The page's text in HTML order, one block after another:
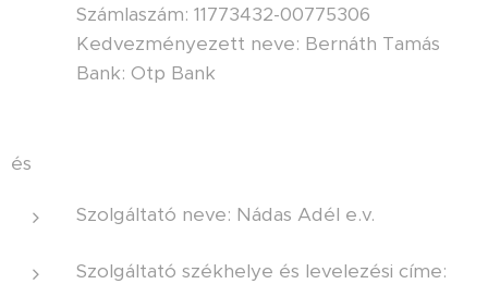
Számlaszám: 11773432-00775306
Kedvezményezett neve: Bernáth Tamás
Bank: Otp Bank
és
Szolgáltató neve: Nádas Adél e.v.
Szolgáltató székhelye és levelezési címe: